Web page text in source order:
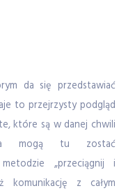
da się przedstawiać
to przejrzysty podgląd
które są w danej chwili
mogą tu zostać
„przeciągnij i
komunikację z całym